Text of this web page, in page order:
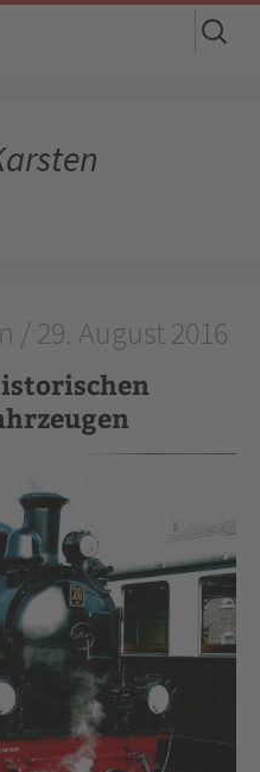
Suchen
nach:
/ 29. August 2016